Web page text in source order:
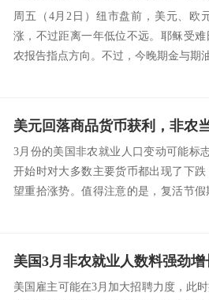
周五（4月2日）纽市盘前，美元、欧
涨，不过距离一年低位不远。耶稣受
农报告指点方向。不过，今晚期金与期
美元回落商品货币获利，非农
3月份的美国非农就业人口变动可能标
开始时对大多数主要货币都出现了下
望重拾涨势。值得注意的是，复活节
美国3月非农就业人数料强劲
美国雇主可能在3月加大招聘力度，此